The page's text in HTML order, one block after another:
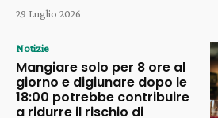
29 Luglio 2026
Notizie
Mangiare solo per 8 ore al
giorno e digiunare dopo le
18:00 potrebbe contribuire
a ridurre il rischio di